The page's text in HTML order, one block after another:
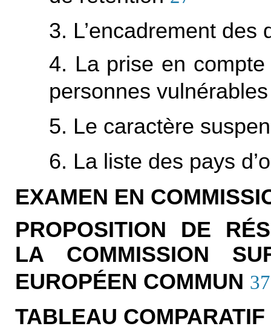
3. L’encadrement des
4. La prise en
personnes vulnérables
5. Le caractère
6. La liste des pays
EXAMEN EN
PROPOSITION DE
LA COMMISSION
EUROPÉEN COMMUN 37
TABLEAU COMPARATIF